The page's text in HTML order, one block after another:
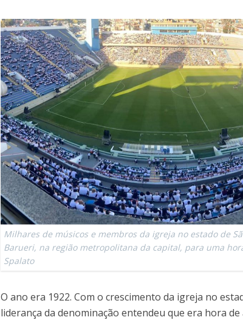
Milhares de músicos e membros da igreja no estado de
Barueri, na região metropolitana da capital, para uma
Spalato
O ano era 1922. Com o crescimento da igreja no
liderança da denominação entendeu que era hora